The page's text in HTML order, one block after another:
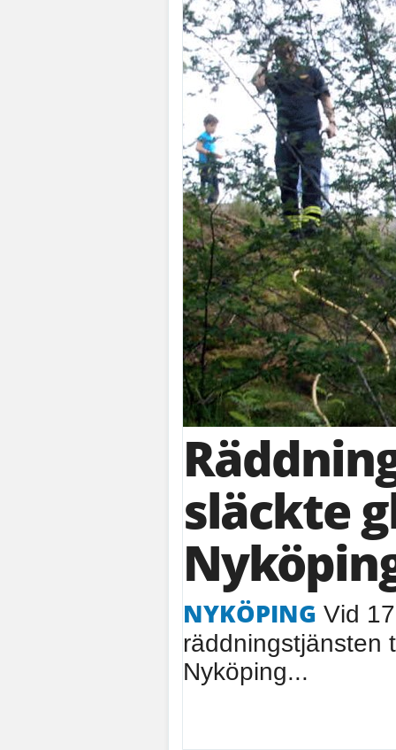
släckte
NYKÖPING Vid
räddningstjänsten
Nyköping...